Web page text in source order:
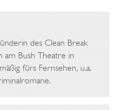
des Clean Break
am Bush Theatre in
fürs Fernsehen, u.a.